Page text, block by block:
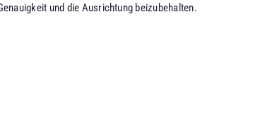
und die Ausrichtung beizubehalten.